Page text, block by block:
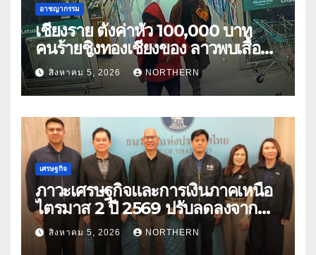
อาชญากรรม
เชียงราย ตั้งค่าหัว 100,000 บาท
คนร้ายชิงทองเชียงของ ลาวพบเสื้อผ้า
คนร้ายตั้งจุดตรวจตามเส้นทาง
สิงหาคม 5, 2026 NORTHERN
เศรษฐกิจ
ภาวะเศรษฐกิจและการเงินภาคเหนือ
ไตรมาส 2 ปี 2569 ปรับลดลงจาก
ราคาพลังงาน ค่าครองชีพ
สิงหาคม 5, 2026 NORTHERN